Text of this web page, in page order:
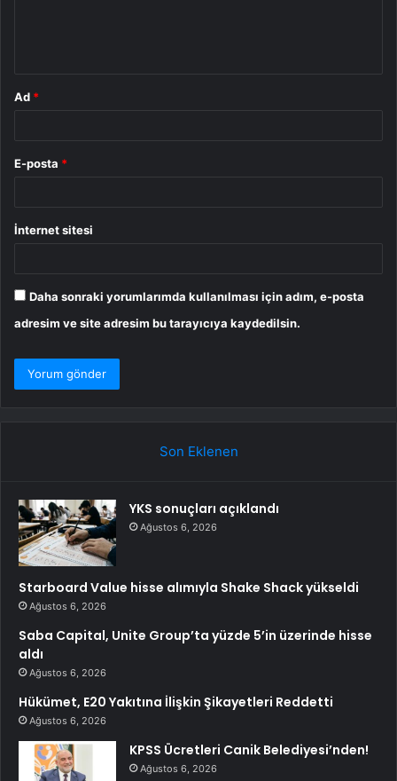
Ad *
E-posta *
İnternet sitesi
Daha sonraki yorumlarımda kullanılması için adım, e-posta
adresim ve site adresim bu tarayıcıya kaydedilsin.
Son Eklenen
YKS sonuçları açıklandı
Ağustos 6, 2026
Starboard Value hisse alımıyla Shake Shack yükseldi
Ağustos 6, 2026
Saba Capital, Unite Group’ta yüzde 5’in üzerinde hisse
aldı
Ağustos 6, 2026
Hükümet, E20 Yakıtına İlişkin Şikayetleri Reddetti
Ağustos 6, 2026
KPSS Ücretleri Canik Belediyesi’nden!
Ağustos 6, 2026